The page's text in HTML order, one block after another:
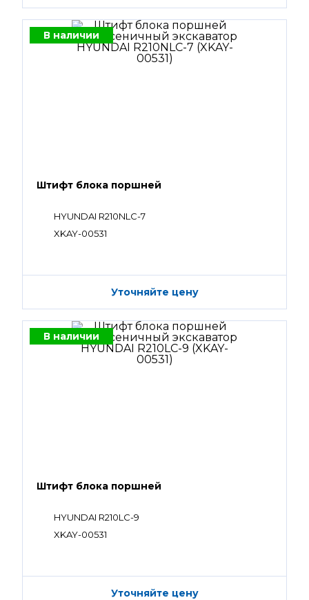
В наличии
Штифт блока поршней
HYUNDAI R210NLC-7
XKAY-00531
Уточняйте цену
В наличии
Штифт блока поршней
HYUNDAI R210LC-9
XKAY-00531
Уточняйте цену